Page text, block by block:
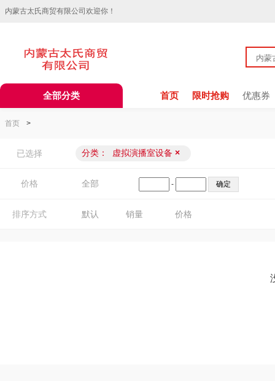
内蒙古太氏商贸有限公司欢迎你！
全部分类 首页 限时抢购 优惠券
首页 >
已选择 分类： 虚拟演播室设备 ×
价格 全部 -
排序方式 默认 销量 价格